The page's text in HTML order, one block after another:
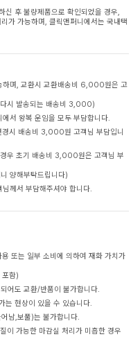
신 후 불량제품으로 확인되었을 경우,
가 가능하며, 클릭앤퍼니에서는 국내택
하며, 교환시 교환배송비 6,000원은 고
시 발송되는 배송비 3,000)
서 왕복 운임을 모두 부담합니다.
경시 배송비 3,000원 고객님 부담입니
우 초기 배송비 3,000원은 고객님 부
양해부탁드립니다)
께서 부담해주셔야 합니다.
또는 일부 소비에 의하여 재화 가치가
포함)
어도 교환/반품이 불가합니다.
는 현상이 있을 수 있습니다.
남,보풀)는 불가합니다.
이 가능한 마감실 처리가 미흡한 경우